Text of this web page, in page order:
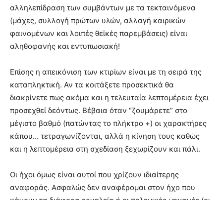
αλληλεπίδραση των συμβάντων με τα τεκταινόμενα
(μάχες, συλλογή πρώτων υλών, αλλαγή καιρικών
φαινομένων και λοιπές θεϊκές παρεμβάσεις) είναι
αληθοφανής και εντυπωσιακή!
Επίσης η απεικόνιση των κτιρίων είναι με τη σειρά της
καταπληκτική. Αν τα κοιτάξετε προσεκτικά θα
διακρίνετε πως ακόμα και η τελευταία λεπτομέρεια έχει
προσεχθεί δεόντως. Βέβαια όταν “ζουμάρετε” στο
μέγιστο βαθμό (πατώντας το πλήκτρο +) οι χαρακτήρες
κάπου… τετραγωνίζονται, αλλά η κίνηση τους καθώς
και η λεπτομέρεια στη σχεδίαση ξεχωρίζουν και πάλι.
Οι ήχοι όμως είναι αυτοί που χρίζουν ιδιαίτερης
αναφοράς. Ασφαλώς δεν αναφέρομαι στον ήχο που